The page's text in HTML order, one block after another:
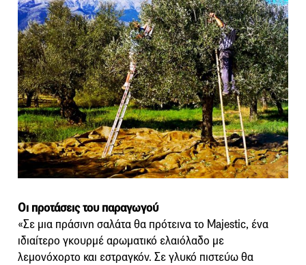
Οι προτάσεις του παραγωγού
«Σε μια πράσινη σαλάτα θα πρότεινα το Majestic, ένα
ιδιαίτερο γκουρμέ αρωματικό ελαιόλαδο με
λεμονόχορτο και εστραγκόν. Σε γλυκό πιστεύω θα